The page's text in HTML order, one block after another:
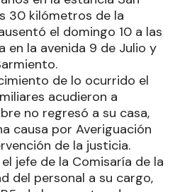
30 kilómetros de la
el domingo 10 a las
en la avenida 9 de Julio y
de lo ocurrido el
acudieron a
no regresó a su casa,
causa por Averiguación
de la justicia.
jefe de la Comisaría de la
del personal a su cargo,